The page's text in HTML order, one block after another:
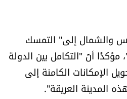
والشمال إلى" التمسك
أنّ "التكامل بين الدولة
الإمكانات الكامنة إلى
المدينة العريقة".